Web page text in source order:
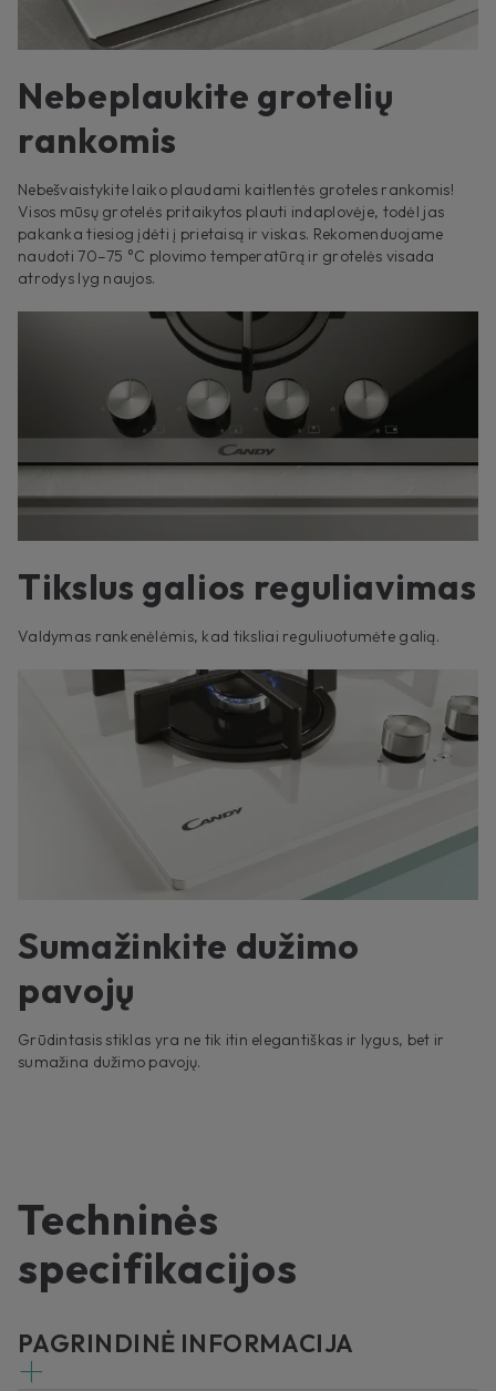
Nebeplaukite grotelių
rankomis
Nebešvaistykite laiko plaudami kaitlentės groteles rankomis!
Visos mūsų grotelės pritaikytos plauti indaplovėje, todėl jas
pakanka tiesiog įdėti į prietaisą ir viskas. Rekomenduojame
naudoti 70–75 °C plovimo temperatūrą ir grotelės visada
atrodys lyg naujos.
Tikslus galios reguliavimas
Valdymas rankenėlėmis, kad tiksliai reguliuotumėte galią.
Sumažinkite dužimo
pavojų
Grūdintasis stiklas yra ne tik itin elegantiškas ir lygus, bet ir
sumažina dužimo pavojų.
Techninės
specifikacijos
PAGRINDINĖ INFORMACIJA